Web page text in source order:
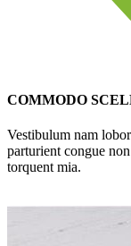
COMMODO
Vestibulum nam
parturient congue
torquent mia.